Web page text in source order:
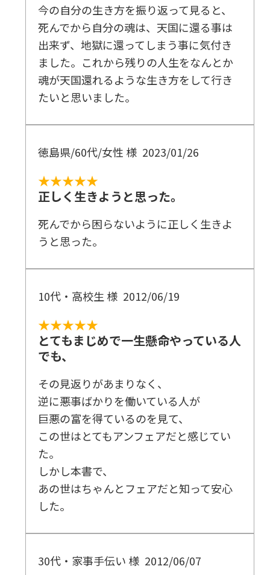
今の自分の生き方を振り返って見ると、
死んでから自分の魂は、天国に還る事は
出来ず、地獄に還ってしまう事に気付き
ました。これから残りの人生をなんとか
魂が天国還れるような生き方をして行き
たいと思いました。
徳島県/60代/女性 様 2023/01/26
★★★★★
正しく生きようと思った。
死んでから困らないように正しく生きよ
うと思った。
10代・高校生 様 2012/06/19
★★★★★
とてもまじめで一生懸命やっている人
でも、
その見返りがあまりなく、
逆に悪事ばかりを働いている人が
巨悪の富を得ているのを見て、
この世はとてもアンフェアだと感じてい
た。
しかし本書で、
あの世はちゃんとフェアだと知って安心
した。
30代・家事手伝い 様 2012/06/07